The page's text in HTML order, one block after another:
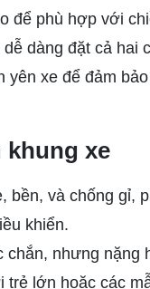
để phù hợp với
dễ dàng đặt cả hai
yên xe để đảm
khung xe
bền, và chống gỉ,
khiển.
chắn, nhưng nặng
trẻ lớn hoặc các